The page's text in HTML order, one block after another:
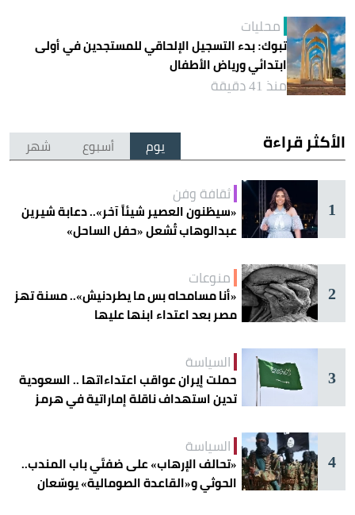
محليات
تبوك: بدء التسجيل الإلحاقي للمستجدين في أولى
ابتدائي ورياض الأطفال
منذ 41 دقيقة
الأكثر قراءة يوم أسبوع شهر
1
ثقافة وفن
«سيظنون العصير شيئاً آخر».. دعابة شيرين
عبدالوهاب تُشعل «حفل الساحل»
2
منوعات
«أنا مسامحاه بس ما يطردنيش».. مسنة تهز
مصر بعد اعتداء ابنها عليها
3
السياسة
حملت إيران عواقب اعتداءاتها .. السعودية
تدين استهداف ناقلة إماراتية في هرمز
4
السياسة
«تحالف الإرهاب» على ضفتَي باب المندب..
الحوثي و«القاعدة الصومالية» يوسّعان